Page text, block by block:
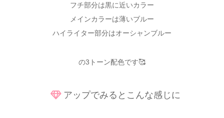
フチ部分は黒に近いカラー
メインカラーは薄いブルー
ハイライター部分はオーシャンブルー
の3トーン配色です🥰
アップでみるとこんな感じに